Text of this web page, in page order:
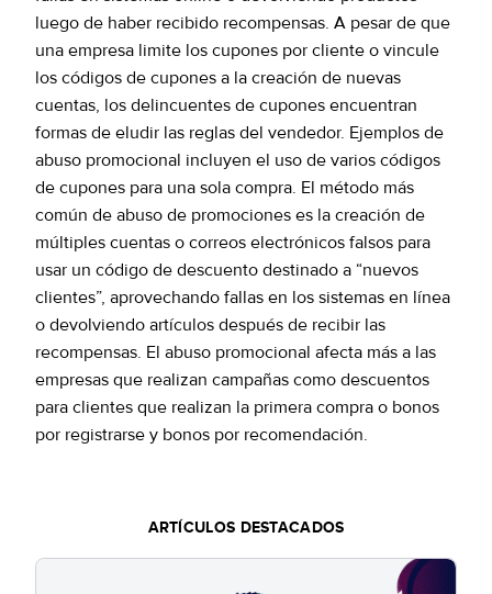
luego de haber recibido recompensas. A pesar de que
una empresa limite los cupones por cliente o vincule
los códigos de cupones a la creación de nuevas
cuentas, los delincuentes de cupones encuentran
formas de eludir las reglas del vendedor. Ejemplos de
abuso promocional incluyen el uso de varios códigos
de cupones para una sola compra. El método más
común de abuso de promociones es la creación de
múltiples cuentas o correos electrónicos falsos para
usar un código de descuento destinado a “nuevos
clientes”, aprovechando fallas en los sistemas en línea
o devolviendo artículos después de recibir las
recompensas. El abuso promocional afecta más a las
empresas que realizan campañas como descuentos
para clientes que realizan la primera compra o bonos
por registrarse y bonos por recomendación.
ARTÍCULOS DESTACADOS